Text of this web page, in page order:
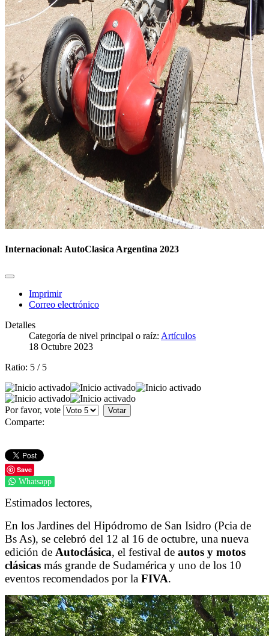
Internacional: AutoClasica Argentina 2023
Imprimir
Correo electrónico
Detalles
Categoría de nivel principal o raíz: Artículos
18 Octubre 2023
Ratio: 5 / 5
Por favor, vote
Comparte:
Save
Whatsapp
Estimados lectores,
En los Jardines del Hipódromo de San Isidro (Pcia de
Bs As), se celebró del 12 al 16 de octubre, una nueva
edición de Autoclásica, el festival de autos y motos
clásicas más grande de Sudamérica y uno de los 10
eventos recomendados por la FIVA.